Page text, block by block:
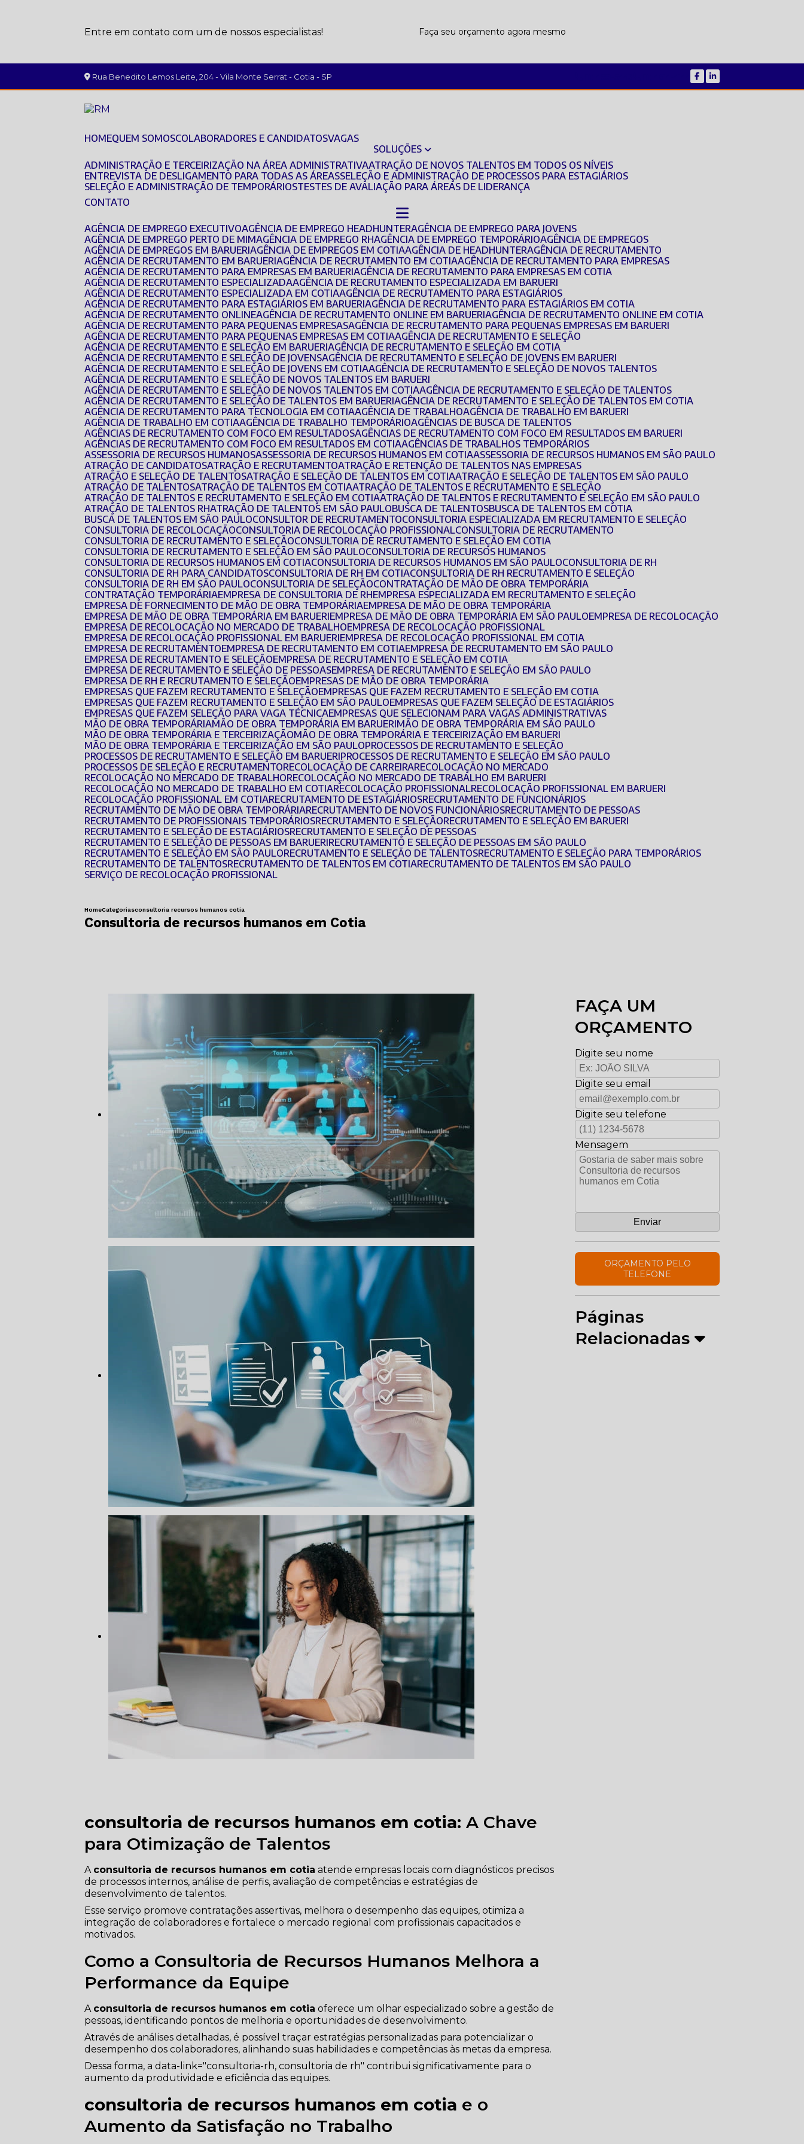
Entre em contato com um de nossos especialistas! Faça seu orçamento agora mesmo
Rua Benedito Lemos Leite, 204 - Vila Monte Serrat - Cotia - SP
HOME QUEM SOMOS COLABORADORES E CANDIDATOS VAGAS
SOLUÇÕES
ADMINISTRAÇÃO E TERCEIRIZAÇÃO NA ÁREA ADMINISTRATIVA ATRAÇÃO DE NOVOS TALENTOS EM TODOS OS NÍVEIS
ENTREVISTA DE DESLIGAMENTO PARA TODAS AS ÁREAS SELEÇÃO E ADMINISTRAÇÃO DE PROCESSOS PARA ESTAGIÁRIOS
SELEÇÃO E ADMINISTRAÇÃO DE TEMPORÁRIOS TESTES DE AVALIAÇÃO PARA ÁREAS DE LIDERANÇA
CONTATO
AGÊNCIA DE EMPREGO EXECUTIVO AGÊNCIA DE EMPREGO HEADHUNTER AGÊNCIA DE EMPREGO PARA JOVENS
AGÊNCIA DE EMPREGO PERTO DE MIM AGÊNCIA DE EMPREGO RH AGÊNCIA DE EMPREGO TEMPORÁRIO AGÊNCIA DE EMPREGOS
AGÊNCIA DE EMPREGOS EM BARUERI AGÊNCIA DE EMPREGOS EM COTIA AGÊNCIA DE HEADHUNTER AGÊNCIA DE RECRUTAMENTO
AGÊNCIA DE RECRUTAMENTO EM BARUERI AGÊNCIA DE RECRUTAMENTO EM COTIA AGÊNCIA DE RECRUTAMENTO PARA EMPRESAS
AGÊNCIA DE RECRUTAMENTO PARA EMPRESAS EM BARUERI AGÊNCIA DE RECRUTAMENTO PARA EMPRESAS EM COTIA
AGÊNCIA DE RECRUTAMENTO ESPECIALIZADA AGÊNCIA DE RECRUTAMENTO ESPECIALIZADA EM BARUERI
AGÊNCIA DE RECRUTAMENTO ESPECIALIZADA EM COTIA AGÊNCIA DE RECRUTAMENTO PARA ESTAGIÁRIOS
AGÊNCIA DE RECRUTAMENTO PARA ESTAGIÁRIOS EM BARUERI AGÊNCIA DE RECRUTAMENTO PARA ESTAGIÁRIOS EM COTIA
AGÊNCIA DE RECRUTAMENTO ONLINE AGÊNCIA DE RECRUTAMENTO ONLINE EM BARUERI AGÊNCIA DE RECRUTAMENTO ONLINE EM COTIA
AGÊNCIA DE RECRUTAMENTO PARA PEQUENAS EMPRESAS AGÊNCIA DE RECRUTAMENTO PARA PEQUENAS EMPRESAS EM BARUERI
AGÊNCIA DE RECRUTAMENTO PARA PEQUENAS EMPRESAS EM COTIA AGÊNCIA DE RECRUTAMENTO E SELEÇÃO
AGÊNCIA DE RECRUTAMENTO E SELEÇÃO EM BARUERI AGÊNCIA DE RECRUTAMENTO E SELEÇÃO EM COTIA
AGÊNCIA DE RECRUTAMENTO E SELEÇÃO DE JOVENS AGÊNCIA DE RECRUTAMENTO E SELEÇÃO DE JOVENS EM BARUERI
AGÊNCIA DE RECRUTAMENTO E SELEÇÃO DE JOVENS EM COTIA AGÊNCIA DE RECRUTAMENTO E SELEÇÃO DE NOVOS TALENTOS
AGÊNCIA DE RECRUTAMENTO E SELEÇÃO DE NOVOS TALENTOS EM BARUERI
AGÊNCIA DE RECRUTAMENTO E SELEÇÃO DE NOVOS TALENTOS EM COTIA AGÊNCIA DE RECRUTAMENTO E SELEÇÃO DE TALENTOS
AGÊNCIA DE RECRUTAMENTO E SELEÇÃO DE TALENTOS EM BARUERI AGÊNCIA DE RECRUTAMENTO E SELEÇÃO DE TALENTOS EM COTIA
AGÊNCIA DE RECRUTAMENTO PARA TECNOLOGIA EM COTIA AGÊNCIA DE TRABALHO AGÊNCIA DE TRABALHO EM BARUERI
AGÊNCIA DE TRABALHO EM COTIA AGÊNCIA DE TRABALHO TEMPORÁRIO AGÊNCIAS DE BUSCA DE TALENTOS
AGÊNCIAS DE RECRUTAMENTO COM FOCO EM RESULTADOS AGÊNCIAS DE RECRUTAMENTO COM FOCO EM RESULTADOS EM BARUERI
AGÊNCIAS DE RECRUTAMENTO COM FOCO EM RESULTADOS EM COTIA AGÊNCIAS DE TRABALHOS TEMPORÁRIOS
ASSESSORIA DE RECURSOS HUMANOS ASSESSORIA DE RECURSOS HUMANOS EM COTIA ASSESSORIA DE RECURSOS HUMANOS EM SÃO PAULO
ATRAÇÃO DE CANDIDATOS ATRAÇÃO E RECRUTAMENTO ATRAÇÃO E RETENÇÃO DE TALENTOS NAS EMPRESAS
ATRAÇÃO E SELEÇÃO DE TALENTOS ATRAÇÃO E SELEÇÃO DE TALENTOS EM COTIA ATRAÇÃO E SELEÇÃO DE TALENTOS EM SÃO PAULO
ATRAÇÃO DE TALENTOS ATRAÇÃO DE TALENTOS EM COTIA ATRAÇÃO DE TALENTOS E RECRUTAMENTO E SELEÇÃO
ATRAÇÃO DE TALENTOS E RECRUTAMENTO E SELEÇÃO EM COTIA ATRAÇÃO DE TALENTOS E RECRUTAMENTO E SELEÇÃO EM SÃO PAULO
ATRAÇÃO DE TALENTOS RH ATRAÇÃO DE TALENTOS EM SÃO PAULO BUSCA DE TALENTOS BUSCA DE TALENTOS EM COTIA
BUSCA DE TALENTOS EM SÃO PAULO CONSULTOR DE RECRUTAMENTO CONSULTORIA ESPECIALIZADA EM RECRUTAMENTO E SELEÇÃO
CONSULTORIA DE RECOLOCAÇÃO CONSULTORIA DE RECOLOCAÇÃO PROFISSIONAL CONSULTORIA DE RECRUTAMENTO
CONSULTORIA DE RECRUTAMENTO E SELEÇÃO CONSULTORIA DE RECRUTAMENTO E SELEÇÃO EM COTIA
CONSULTORIA DE RECRUTAMENTO E SELEÇÃO EM SÃO PAULO CONSULTORIA DE RECURSOS HUMANOS
CONSULTORIA DE RECURSOS HUMANOS EM COTIA CONSULTORIA DE RECURSOS HUMANOS EM SÃO PAULO CONSULTORIA DE RH
CONSULTORIA DE RH PARA CANDIDATOS CONSULTORIA DE RH EM COTIA CONSULTORIA DE RH RECRUTAMENTO E SELEÇÃO
CONSULTORIA DE RH EM SÃO PAULO CONSULTORIA DE SELEÇÃO CONTRATAÇÃO DE MÃO DE OBRA TEMPORÁRIA
CONTRATAÇÃO TEMPORÁRIA EMPRESA DE CONSULTORIA DE RH EMPRESA ESPECIALIZADA EM RECRUTAMENTO E SELEÇÃO
EMPRESA DE FORNECIMENTO DE MÃO DE OBRA TEMPORÁRIA EMPRESA DE MÃO DE OBRA TEMPORÁRIA
EMPRESA DE MÃO DE OBRA TEMPORÁRIA EM BARUERI EMPRESA DE MÃO DE OBRA TEMPORÁRIA EM SÃO PAULO EMPRESA DE RECOLOCAÇÃO
EMPRESA DE RECOLOCAÇÃO NO MERCADO DE TRABALHO EMPRESA DE RECOLOCAÇÃO PROFISSIONAL
EMPRESA DE RECOLOCAÇÃO PROFISSIONAL EM BARUERI EMPRESA DE RECOLOCAÇÃO PROFISSIONAL EM COTIA
EMPRESA DE RECRUTAMENTO EMPRESA DE RECRUTAMENTO EM COTIA EMPRESA DE RECRUTAMENTO EM SÃO PAULO
EMPRESA DE RECRUTAMENTO E SELEÇÃO EMPRESA DE RECRUTAMENTO E SELEÇÃO EM COTIA
EMPRESA DE RECRUTAMENTO E SELEÇÃO DE PESSOAS EMPRESA DE RECRUTAMENTO E SELEÇÃO EM SÃO PAULO
EMPRESA DE RH E RECRUTAMENTO E SELEÇÃO EMPRESAS DE MÃO DE OBRA TEMPORÁRIA
EMPRESAS QUE FAZEM RECRUTAMENTO E SELEÇÃO EMPRESAS QUE FAZEM RECRUTAMENTO E SELEÇÃO EM COTIA
EMPRESAS QUE FAZEM RECRUTAMENTO E SELEÇÃO EM SÃO PAULO EMPRESAS QUE FAZEM SELEÇÃO DE ESTAGIÁRIOS
EMPRESAS QUE FAZEM SELEÇÃO PARA VAGA TÉCNICA EMPRESAS QUE SELECIONAM PARA VAGAS ADMINISTRATIVAS
MÃO DE OBRA TEMPORÁRIA
MÃO DE OBRA TEMPORÁRIA EM BARUERI
MÃO DE OBRA TEMPORÁRIA EM SÃO PAULO
MÃO DE OBRA TEMPORÁRIA E TERCEIRIZAÇÃO
MÃO DE OBRA TEMPORÁRIA E TERCEIRIZAÇÃO EM BARUERI
MÃO DE OBRA TEMPORÁRIA E TERCEIRIZAÇÃO EM SÃO PAULO PROCESSOS DE RECRUTAMENTO E SELEÇÃO
PROCESSOS DE RECRUTAMENTO E SELEÇÃO EM BARUERI PROCESSOS DE RECRUTAMENTO E SELEÇÃO EM SÃO PAULO
PROCESSOS DE SELEÇÃO E RECRUTAMENTO RECOLOCAÇÃO DE CARREIRA RECOLOCAÇÃO NO MERCADO
RECOLOCAÇÃO NO MERCADO DE TRABALHO RECOLOCAÇÃO NO MERCADO DE TRABALHO EM BARUERI
RECOLOCAÇÃO NO MERCADO DE TRABALHO EM COTIA RECOLOCAÇÃO PROFISSIONAL RECOLOCAÇÃO PROFISSIONAL EM BARUERI
RECOLOCAÇÃO PROFISSIONAL EM COTIA RECRUTAMENTO DE ESTAGIÁRIOS RECRUTAMENTO DE FUNCIONÁRIOS
RECRUTAMENTO DE MÃO DE OBRA TEMPORÁRIA RECRUTAMENTO DE NOVOS FUNCIONÁRIOS RECRUTAMENTO DE PESSOAS
RECRUTAMENTO DE PROFISSIONAIS TEMPORÁRIOS RECRUTAMENTO E SELEÇÃO RECRUTAMENTO E SELEÇÃO EM BARUERI
RECRUTAMENTO E SELEÇÃO DE ESTAGIÁRIOS RECRUTAMENTO E SELEÇÃO DE PESSOAS
RECRUTAMENTO E SELEÇÃO DE PESSOAS EM BARUERI RECRUTAMENTO E SELEÇÃO DE PESSOAS EM SÃO PAULO
RECRUTAMENTO E SELEÇÃO EM SÃO PAULO RECRUTAMENTO E SELEÇÃO DE TALENTOS RECRUTAMENTO E SELEÇÃO PARA TEMPORÁRIOS
RECRUTAMENTO DE TALENTOS RECRUTAMENTO DE TALENTOS EM COTIA RECRUTAMENTO DE TALENTOS EM SÃO PAULO
SERVIÇO DE RECOLOCAÇÃO PROFISSIONAL
HomeCategoriasconsultoria recursos humanos cotia
Consultoria de recursos humanos em Cotia
consultoria de recursos humanos em cotia: A Chave
para Otimização de Talentos
A consultoria de recursos humanos em cotia atende empresas locais com diagnósticos precisos
de processos internos, análise de perfis, avaliação de competências e estratégias de
desenvolvimento de talentos.
Esse serviço promove contratações assertivas, melhora o desempenho das equipes, otimiza a
integração de colaboradores e fortalece o mercado regional com profissionais capacitados e
motivados.
Como a Consultoria de Recursos Humanos Melhora a
Performance da Equipe
A consultoria de recursos humanos em cotia oferece um olhar especializado sobre a gestão de
pessoas, identificando pontos de melhoria e oportunidades de desenvolvimento.
Através de análises detalhadas, é possível traçar estratégias personalizadas para potencializar o
desempenho dos colaboradores, alinhando suas habilidades e competências às metas da empresa.
Dessa forma, a data-link="consultoria-rh, consultoria de rh" contribui significativamente para o
aumento da produtividade e eficiência das equipes.
consultoria de recursos humanos em cotia e o
Aumento da Satisfação no Trabalho
FAÇA UM
ORÇAMENTO
Digite seu nome
Digite seu email
Digite seu telefone
Mensagem
ORÇAMENTO PELO
TELEFONE
Páginas
Relacionadas